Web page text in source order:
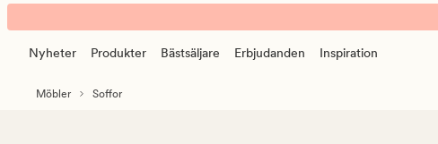
Ava
soffa
divan
banner.
Klicka
ESCAPE
Nyheter Produkter Bästsäljare Erbjudanden Inspiration
Möbler Soffor